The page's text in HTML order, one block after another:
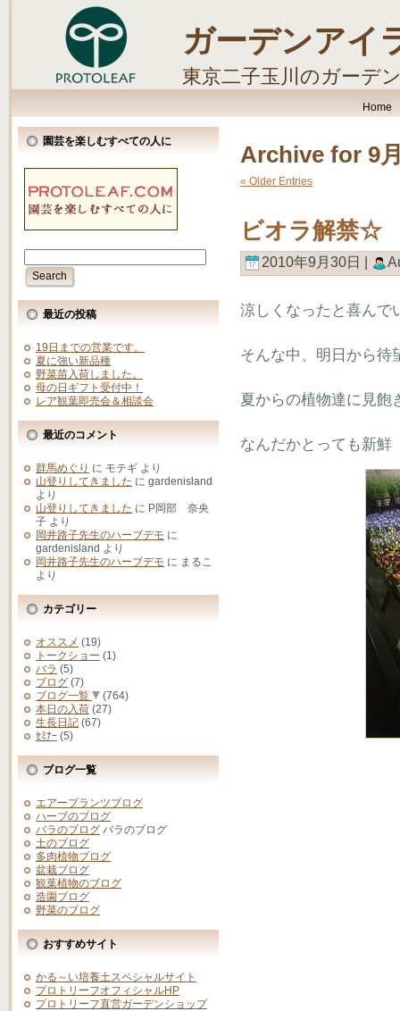
ガーデンアイ
東京二子玉川のガーデ
Home
園芸を楽しむすべての人に
最近の投稿
19日までの営業です。
夏に強い新品種
野菜苗入荷しました。
母の日ギフト受付中！
レア観葉即売会＆相談会
最近のコメント
群馬めぐり に モテギ より
山登りしてきました に gardenisland
より
山登りしてきました に P岡部 奈央
子 より
岡井路子先生のハーブデモ に
gardenisland より
岡井路子先生のハーブデモ に まるこ
より
カテゴリー
オススメ (19)
トークショー (1)
バラ (5)
ブログ (7)
ブログ一覧
(764)
本日の入荷 (27)
生長日記 (67)
ｾﾐﾅｰ (5)
ブログ一覧
エアープランツブログ
ハーブのブログ
バラのブログ バラのブログ
土のブログ
多肉植物ブログ
盆栽ブログ
観葉植物のブログ
造園ブログ
野菜のブログ
おすすめサイト
かる～い培養土スペシャルサイト
プロトリーフオフィシャルHP
プロトリーフ直営ガーデンショップ
Archive for 9
« Older Entries
ビオラ解禁☆
2010年9月30日 |
涼しくなったと喜ん
そんな中、明日から待
夏からの植物達に見飽
なんだかとっても新鮮